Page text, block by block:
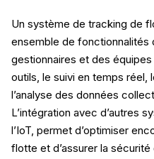
Un système de tracking de
ensemble de fonctionnalités
gestionnaires et des
outils, le suivi en temps
l’analyse des données
L’intégration avec d’autres
l’IoT, permet d’optimiser
flotte et d’assurer la